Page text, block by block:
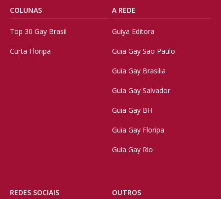
COLUNAS
Top 30 Gay Brasil
Curta Floripa
A REDE
Guiya Editora
Guia Gay São Paulo
Guia Gay Brasilia
Guia Gay Salvador
Guia Gay BH
Guia Gay Floripa
Guia Gay Rio
REDES SOCIAIS OUTROS